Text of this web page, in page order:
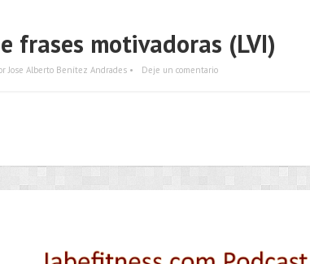
frases motivadoras (LVI)
Jose Alberto Benítez Andrades • Deje un comentario